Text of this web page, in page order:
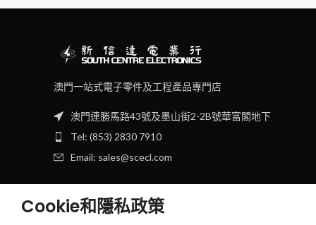
澳門一站式電子零件及工程產品專門店
澳門連勝馬路43號及墨山街2-2B號華富閣地下
Tel: (853) 2830 7910
Email: sales@scecl.com
Cookie和隱私政策